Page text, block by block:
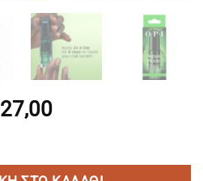
27,00
Nail Serum ποσότητα